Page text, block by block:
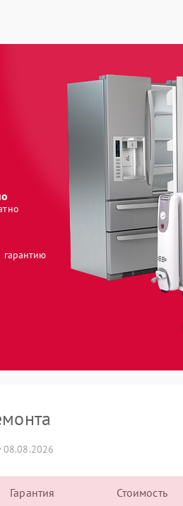
гарантию
08.08.2026
Гарантия Стоимость